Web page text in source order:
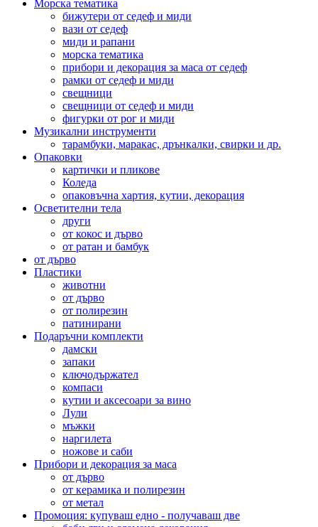
Морска тематика
бижутери от седеф и миди
вази от седеф
миди и рапани
морска тематика
прибори и декорация за маса от седеф
рамки от седеф и миди
свещници
свещници от седеф и миди
фигурки от рог и миди
Музикални инструменти
тарамбуки, маракас, дрънкалки, свирки и др.
Опаковки
картички и пликове
Коледа
опаковъчна хартия, кутии, декорация
Осветителни тела
други
от кокос и дърво
от ратан и бамбук
от дърво
Пластики
животни
от дърво
от полирезин
патинирани
Подаръчни комплекти
дамски
запаки
ключодържател
компаси
кутии и аксесоари за вино
Лули
мъжки
наргилета
ножове и саби
Прибори и декорация за маса
от дърво
от керамика и полирезин
от метал
Промоция: купуваш едно - получаваш две